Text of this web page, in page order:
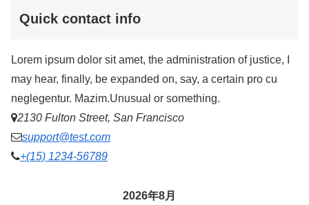
Quick contact info
Lorem ipsum dolor sit amet, the administration of justice, I
may hear, finally, be expanded on, say, a certain pro cu
neglegentur. Mazim.Unusual or something.
2130 Fulton Street, San Francisco
support@test.com
+(15) 1234-56789
2026年8月